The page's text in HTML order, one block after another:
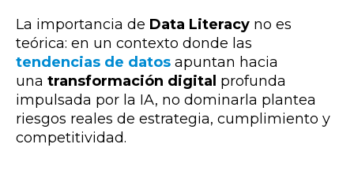
La importancia de Data Literacy no es
teórica: en un contexto donde las
tendencias de datos apuntan hacia
una transformación digital profunda
impulsada por la IA, no dominarla plantea
riesgos reales de estrategia, cumplimiento y
competitividad.